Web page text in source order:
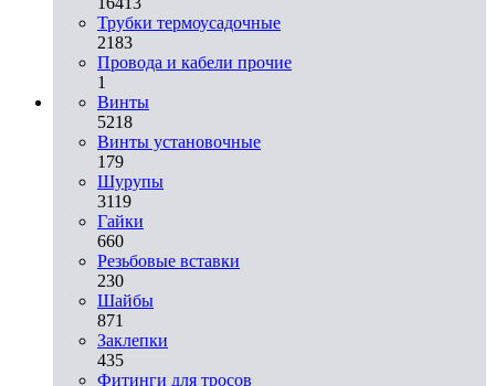
Трубки термоусадочные
2183
Провода и кабели прочие
1
Винты
5218
Винты установочные
179
Шурупы
3119
Гайки
660
Резьбовые вставки
230
Шайбы
871
Заклепки
435
Фитинги для тросов